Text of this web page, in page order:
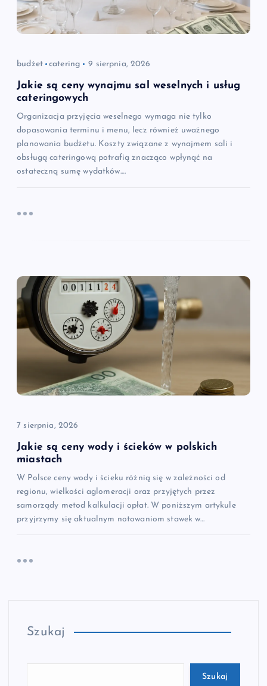
budżet catering 9 sierpnia, 2026
Jakie są ceny wynajmu sal weselnych i usług
cateringowych
Organizacja przyjęcia weselnego wymaga nie tylko
dopasowania terminu i menu, lecz również uważnego
planowania budżetu. Koszty związane z wynajmem sali i
obsługą cateringową potrafią znacząco wpłynąć na
ostateczną sumę wydatków.…
7 sierpnia, 2026
Jakie są ceny wody i ścieków w polskich
miastach
W Polsce ceny wody i ścieku różnią się w zależności od
regionu, wielkości aglomeracji oraz przyjętych przez
samorządy metod kalkulacji opłat. W poniższym artykule
przyjrzymy się aktualnym notowaniom stawek w…
Szukaj
Szukaj